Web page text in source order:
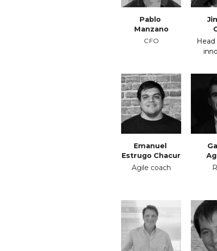
Pablo
Manzano
CFO
Emanuel
Estrugo Chacur
Agile coach